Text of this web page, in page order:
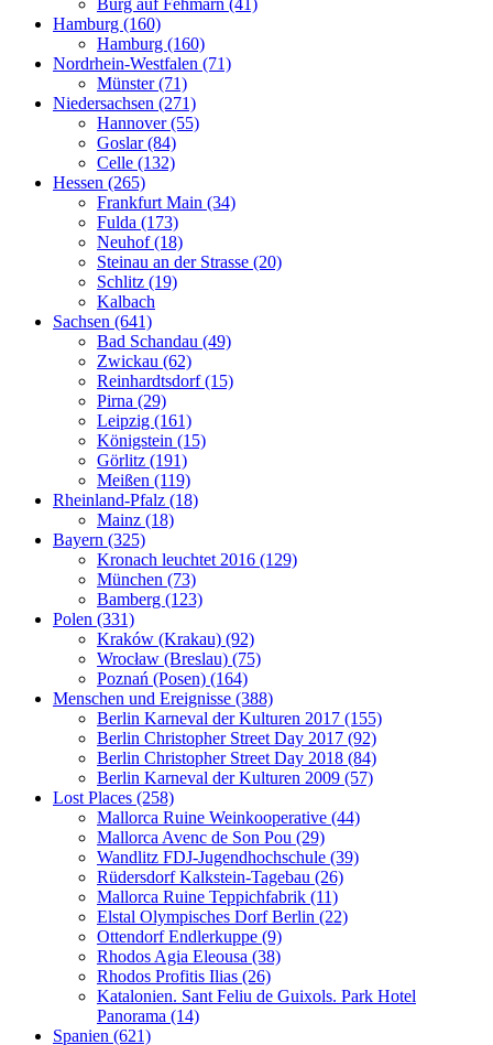
Burg auf Fehmarn (41)
Hamburg (160)
Hamburg (160)
Nordrhein-Westfalen (71)
Münster (71)
Niedersachsen (271)
Hannover (55)
Goslar (84)
Celle (132)
Hessen (265)
Frankfurt Main (34)
Fulda (173)
Neuhof (18)
Steinau an der Strasse (20)
Schlitz (19)
Kalbach
Sachsen (641)
Bad Schandau (49)
Zwickau (62)
Reinhardtsdorf (15)
Pirna (29)
Leipzig (161)
Königstein (15)
Görlitz (191)
Meißen (119)
Rheinland-Pfalz (18)
Mainz (18)
Bayern (325)
Kronach leuchtet 2016 (129)
München (73)
Bamberg (123)
Polen (331)
Kraków (Krakau) (92)
Wrocław (Breslau) (75)
Poznań (Posen) (164)
Menschen und Ereignisse (388)
Berlin Karneval der Kulturen 2017 (155)
Berlin Christopher Street Day 2017 (92)
Berlin Christopher Street Day 2018 (84)
Berlin Karneval der Kulturen 2009 (57)
Lost Places (258)
Mallorca Ruine Weinkooperative (44)
Mallorca Avenc de Son Pou (29)
Wandlitz FDJ-Jugendhochschule (39)
Rüdersdorf Kalkstein-Tagebau (26)
Mallorca Ruine Teppichfabrik (11)
Elstal Olympisches Dorf Berlin (22)
Ottendorf Endlerkuppe (9)
Rhodos Agia Eleousa (38)
Rhodos Profitis Ilias (26)
Katalonien. Sant Feliu de Guixols. Park Hotel
Panorama (14)
Spanien (621)